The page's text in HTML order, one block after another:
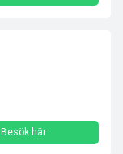
Besök här